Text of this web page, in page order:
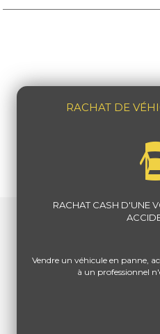
RACHAT DE
RACHAT CASH D'UNE
Vendre un véhicule en panne,
à un professionnel